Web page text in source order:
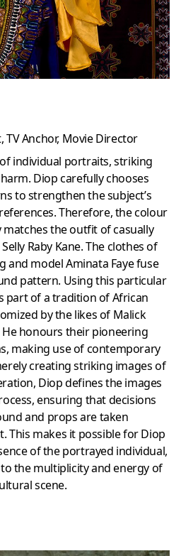
TV Anchor, Movie Director
individual portraits, striking
Diop carefully chooses
to strengthen the subject’s
Therefore, the colour
the outfit of casually
Raby Kane. The clothes of
and model Aminata Faye fuse
pattern. Using this particular
part of a tradition of African
by the likes of Malick
He honours their pioneering
making use of contemporary
creating striking images of
Diop defines the images
ensuring that decisions
and props are taken
This makes it possible for Diop
of the portrayed individual,
the multiplicity and energy of
scene.